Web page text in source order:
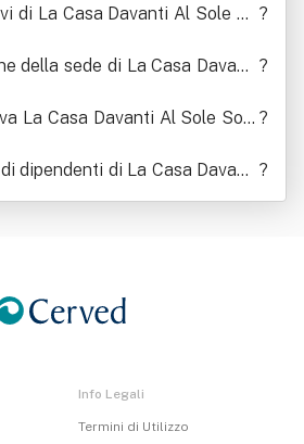
di La Casa Davanti Al Sole So ?
della sede di La Casa Davanti ?
La Casa Davanti Al Sole Soci ?
dipendenti di La Casa Davanti
Sociale A R.l.
?
Info Legali
Termini di Utilizzo